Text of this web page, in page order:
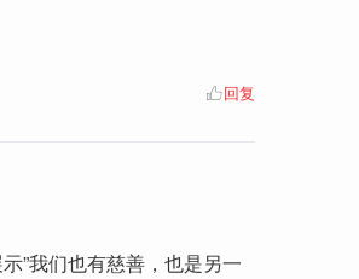
回复
”我们也有慈善，也是另一